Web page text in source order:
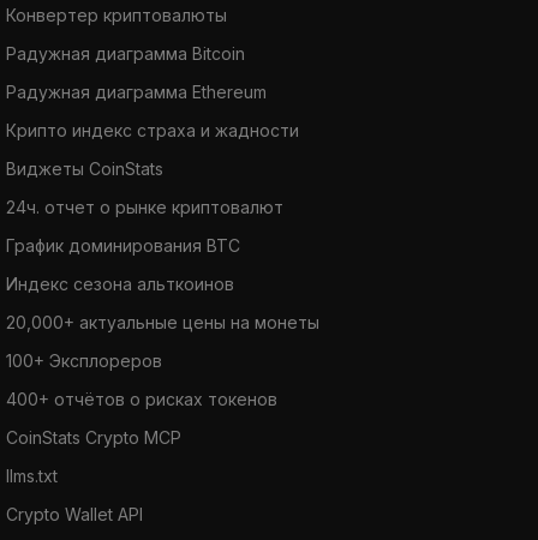
Конвертер криптовалюты
Радужная диаграмма Bitcoin
Радужная диаграмма Ethereum
Крипто индекс страха и жадности
Виджеты CoinStats
24ч. отчет о рынке криптовалют
График доминирования BTC
Индекс сезона альткоинов
20,000+ актуальные цены на монеты
100+ Эксплореров
400+ отчётов о рисках токенов
CoinStats Crypto MCP
llms.txt
Crypto Wallet API